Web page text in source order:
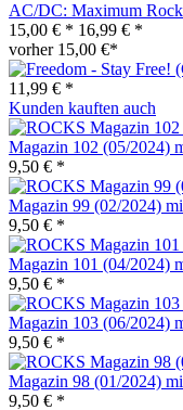
AC/DC: Maximum
15,00 € * 16,99 € *
vorher 15,00 €*
11,99 € *
Kunden kauften auch
Magazin 102 (05/2024)
9,50 € *
Magazin 99 (02/2024)
9,50 € *
Magazin 101 (04/2024)
9,50 € *
Magazin 103 (06/2024)
9,50 € *
Magazin 98 (01/2024)
9,50 € *